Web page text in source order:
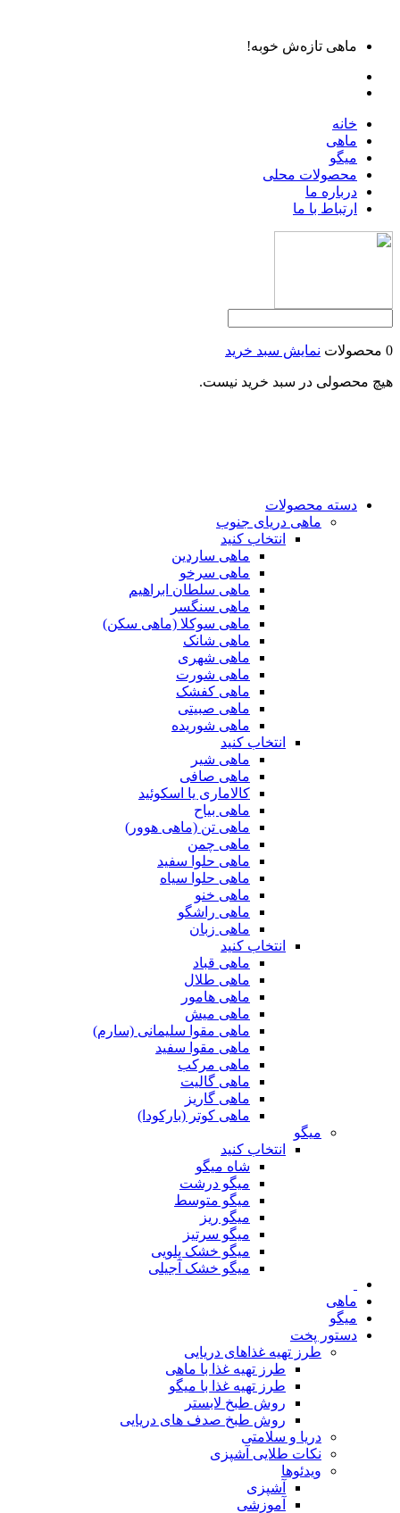
ماهی تازه‌ش خوبه!
خانه
ماهی
میگو
محصولات محلی
درباره ما
ارتباط با ما
0 محصولات نمایش سبد خرید
هیچ محصولی در سبد خرید نیست.
دسته محصولات
ماهی دریای جنوب
انتخاب کنید
ماهی ساردین
ماهی سرخو
ماهی سلطان ابراهیم
ماهی سنگسر
ماهی سوکلا (ماهی سکن)
ماهی شانک
ماهی شهری
ماهی شورت
ماهی کفشک
ماهی صبیتی
ماهی شوریده
انتخاب کنید
ماهی شیر
ماهی صافی
کالاماری یا اسکوئید
ماهی بیاح
ماهی تن (ماهی هوور)
ماهی چمن
ماهی حلوا سفید
ماهی حلوا سیاه
ماهی خنو
ماهی راشگو
ماهی زبان
انتخاب کنید
ماهی قباد
ماهی طلال
ماهی هامور
ماهی میش
ماهی مقوا سلیمانی (سارم)
ماهی مقوا سفید
ماهی مرکب
ماهی گالیت
ماهی گاریز
ماهی کوتر (بارکودا)
میگو
انتخاب کنید
شاه میگو
میگو درشت
میگو متوسط
میگو ریز
میگو سرتیز
میگو خشک پلویی
میگو خشک آجیلی
ماهی
میگو
دستور پخت
طرز تهیه غذاهای دریایی
طرز تهیه غذا با ماهی
طرز تهیه غذا با میگو
روش طبخ لابستر
روش طبخ صدف های دریایی
دریا و سلامتی
نکات طلایی آشپزی
ویدئوها
آشپزی
آموزشی